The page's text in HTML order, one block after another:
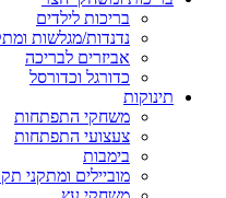
בריכות לילדים
נדנדות/מגלשות
אביזרים לבריכה
כדורגל וכדורסל
תינוקות
משחקי התפתחות
צעצועי התפתחות
בימבות
מוביילים ומתקני